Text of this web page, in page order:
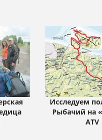
Исследуем
Рыбачий на
ATV